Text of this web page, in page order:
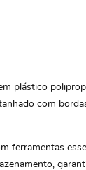
plástico
com
ferramentas